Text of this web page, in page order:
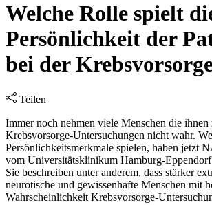
Welche Rolle spielt
Persönlichkeit der
bei der
Teilen
Immer noch nehmen viele Menschen die ihnen
Krebsvorsorge-Untersuchungen nicht wahr.
Persönlichkeitsmerkmale spielen, haben jetzt
vom Universitätsklinikum Hamburg-
Sie beschreiben unter anderem, dass stärker
neurotische und gewissenhafte Menschen mit
Wahrscheinlichkeit Krebsvorsorge-